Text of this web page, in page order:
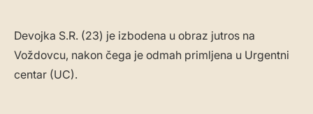
Devojka S.R. (23) je izbodena u obraz jutros na
Voždovcu, nakon čega je odmah primljena u Urgentni
centar (UC).